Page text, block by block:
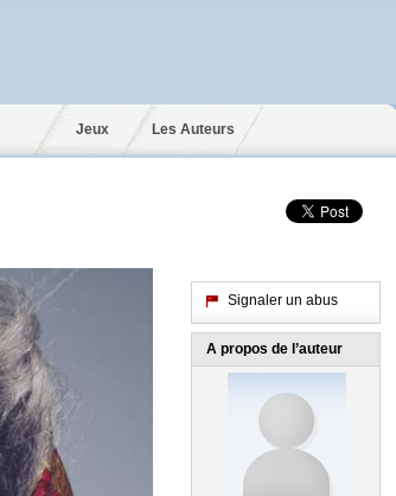
Jeux Les Auteurs
Signaler un abus
A propos de l’auteur